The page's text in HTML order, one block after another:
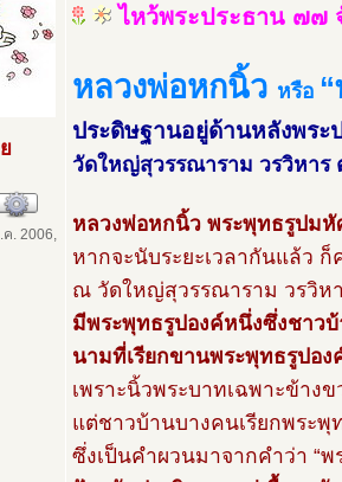
ค. 2006,
ไหว้พระประธาน ๗๗
หลวงพ่อหกนิ้ว หรือ
ประดิษฐานอยู่ด้านหลังพระ
วัดใหญ่สุวรรณาราม วรวิหาร
หลวงพ่อหกนิ้ว พระพุทธรูปมหั
หากจะนับระยะเวลากันแล้ว
ณ วัดใหญ่สุวรรณาราม วรวิหา
มีพระพุทธรูปองค์หนึ่งซึ่งชาว
นามที่เรียกขานพระพุทธรูปอ
เพราะนิ้วพระบาทเฉพาะข้าง
แต่ชาวบ้านบางคนเรียกพระ
ซึ่งเป็นคำผวนมาจากคำว่า “พ